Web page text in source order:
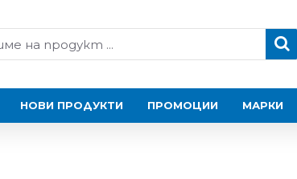
НОВИ ПРОДУКТИ ПРОМОЦИИ МАРКИ